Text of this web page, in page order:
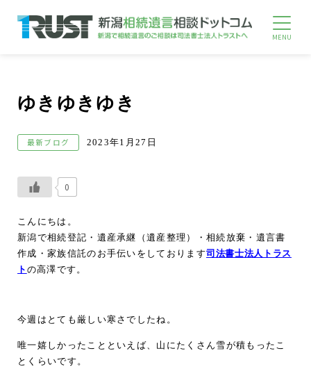
ゆきゆきゆき
最新ブログ 2023年1月27日
0
こんにちは。
新潟で相続登記・遺産承継（遺産整理）・相続放棄・遺言書
作成・家族信託のお手伝いをしております司法書士法人トラス
トの高澤です。
今週はとても厳しい寒さでしたね。
唯一嬉しかったことといえば、山にたくさん雪が積もったこ
とくらいです。